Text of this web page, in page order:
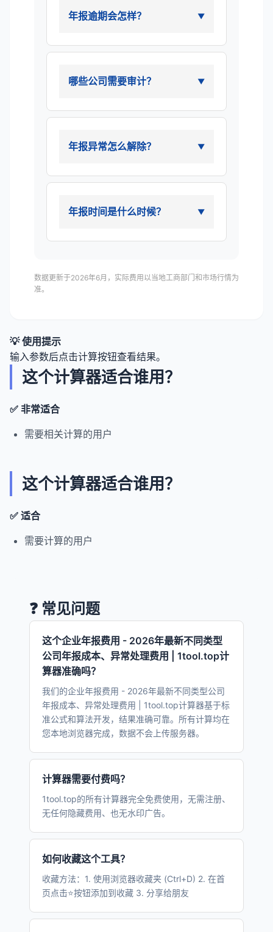
年报逾期会怎样？
哪些公司需要审计？
年报异常怎么解除？
年报时间是什么时候？
数据更新于2026年6月，实际费用以当地工商部门和市场行情为
准。
💡 使用提示
输入参数后点击计算按钮查看结果。
这个计算器适合谁用？
✅ 非常适合
需要相关计算的用户
这个计算器适合谁用？
✅ 适合
需要计算的用户
❓ 常见问题
这个企业年报费用 - 2026年最新不同类型
公司年报成本、异常处理费用 | 1tool.top计
算器准确吗？
我们的企业年报费用 - 2026年最新不同类型公司
年报成本、异常处理费用 | 1tool.top计算器基于标
准公式和算法开发，结果准确可靠。所有计算均在
您本地浏览器完成，数据不会上传服务器。
计算器需要付费吗？
1tool.top的所有计算器完全免费使用，无需注册、
无任何隐藏费用、也无水印广告。
如何收藏这个工具？
收藏方法：1. 使用浏览器收藏夹 (Ctrl+D) 2. 在首
页点击⭐按钮添加到收藏 3. 分享给朋友